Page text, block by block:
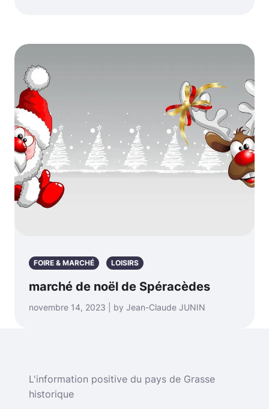
FOIRE & MARCHÉ LOISIRS
marché de noël de Spéracèdes
novembre 14, 2023 | by Jean-Claude JUNIN
L'information positive du pays de Grasse
historique